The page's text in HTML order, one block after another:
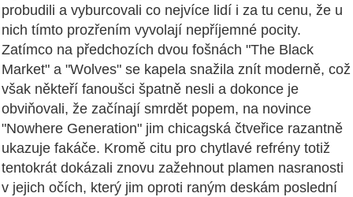
probudili a vyburcovali co nejvíce lidí i za tu cenu, že u
nich tímto prozřením vyvolají nepříjemné pocity.
Zatímco na předchozích dvou fošnách "The Black
Market" a "Wolves" se kapela snažila znít moderně, což
však někteří fanoušci špatně nesli a dokonce je
obviňovali, že začínají smrdět popem, na novince
"Nowhere Generation" jim chicagská čtveřice razantně
ukazuje fakáče. Kromě citu pro chytlavé refrény totiž
tentokrát dokázali znovu zažehnout plamen nasranosti
v jejich očích, který jim oproti raným deskám poslední